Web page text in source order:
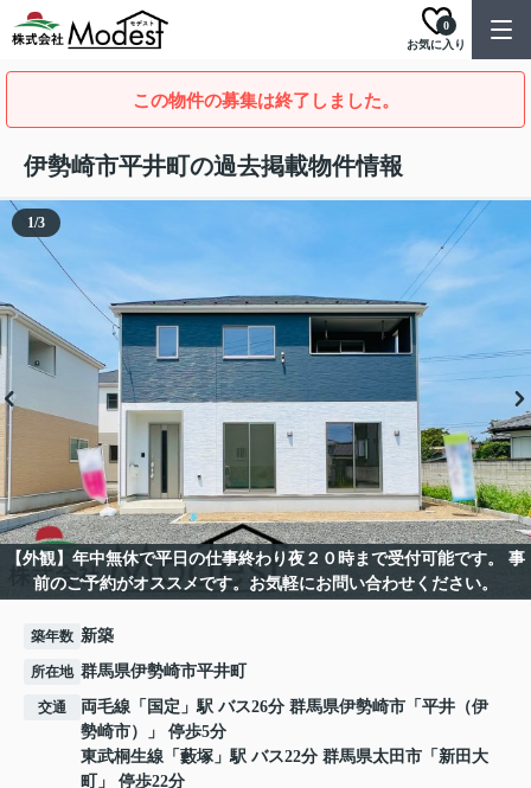
お気に入り
0
この物件の募集は終了しました。
伊勢崎市平井町の過去掲載物件情報
【外観】年中無休で平日の仕事終わり夜２０時まで受付可能です。 事
前のご予約がオススメです。お気軽にお問い合わせください。
1/3
築年数 新築
所在地 群馬県伊勢崎市平井町
交通 両毛線 「 国定 」駅 バス26分 群馬県伊勢崎市「平井（伊
勢崎市）」 停歩5分
東武桐生線 「 藪塚 」駅 バス22分 群馬県太田市「新田大
町」 停歩22分